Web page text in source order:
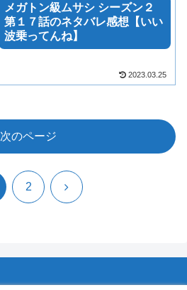
メガトン級ムサシ シーズン２
第１７話のネタバレ感想【いい
波乗ってんね】
2023.03.25
次のページ
2 次